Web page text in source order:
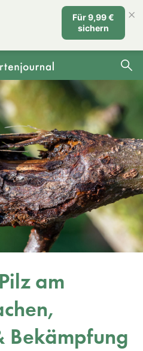
am
Bekämpfung
Für 9,99 €
sichern
×